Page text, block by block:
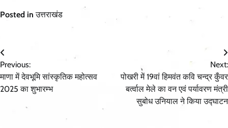
Posted inउत्तराखंड
Post
navigation
Previous:
माणा में देवभूमि सांस्कृतिक महोत्सव
2025 का शुभारम्भ
Next:
पोखरी में 19वां हिमवंत कवि चन्द्र कुँवर
बर्त्वाल मेले का वन एवं पर्यावरण मंत्री
सुबोध उनियाल ने किया उद्घाटन